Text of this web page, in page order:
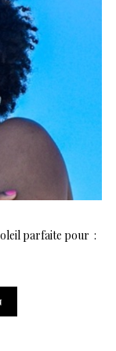
parfaite pour :